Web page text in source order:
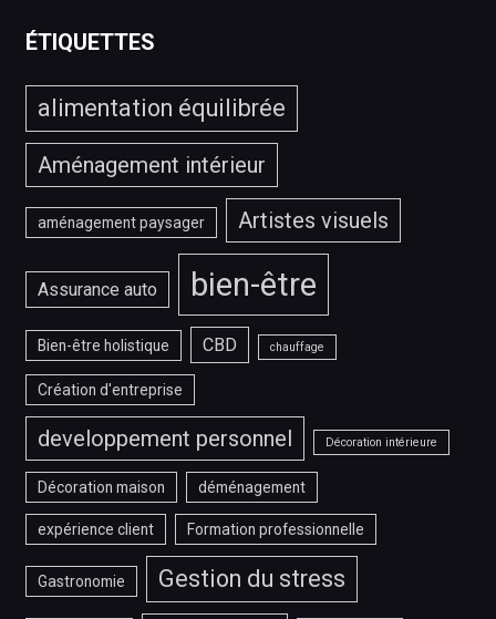
ÉTIQUETTES
alimentation équilibrée
Aménagement intérieur
aménagement paysager Artistes visuels
Assurance auto bien-être
Bien-être holistique CBD chauffage
Création d'entreprise
developpement personnel Décoration intérieure
Décoration maison déménagement
expérience client Formation professionnelle
Gastronomie Gestion du stress